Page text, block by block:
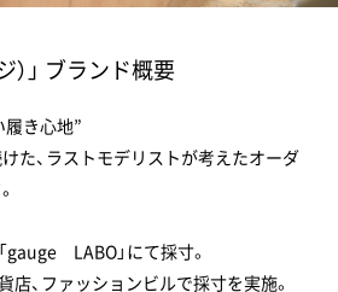
）」 ブランド概要
履き心地”
た、ラストモデリストが考えたオーダ
gauge LABO」にて採寸。
店、ファッションビルで採寸を実施。